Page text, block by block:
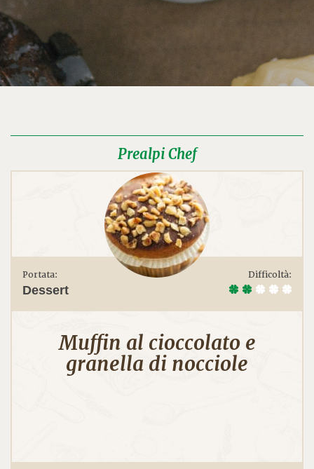
Prealpi Chef
Portata:
Dessert
Difficoltà:
Muffin al cioccolato e
granella di nocciole